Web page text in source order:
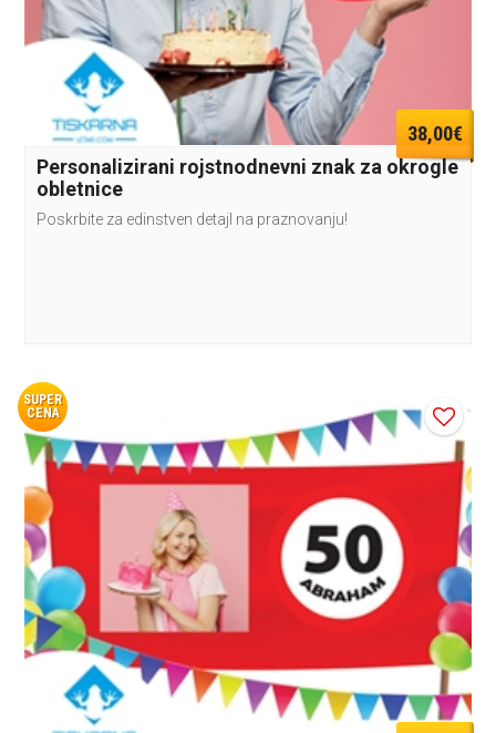
38,00€
Personalizirani rojstnodnevni znak za okrogle
obletnice
Poskrbite za edinstven detajl na praznovanju!
SUPER
CENA